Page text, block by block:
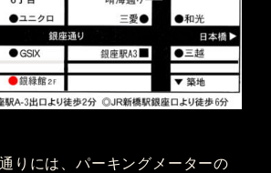
りには、パーキングメーターの